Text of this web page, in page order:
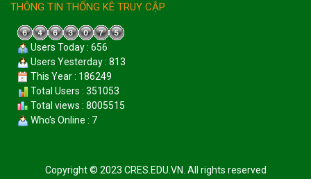
THÔNG TIN THỐNG KÊ TRUY CẬP
Users Today : 656
Users Yesterday : 813
This Year : 186249
Total Users : 351053
Total views : 8005515
Who's Online : 7
Copyright © 2023 CRES.EDU.VN. All rights reserved